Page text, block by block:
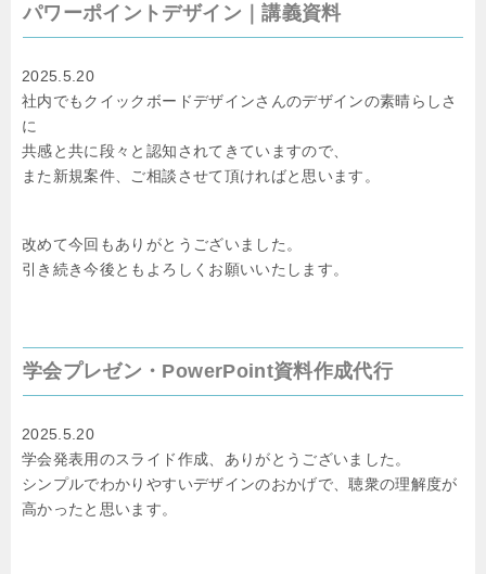
パワーポイントデザイン｜講義資料
2025.5.20
社内でもクイックボードデザインさんのデザインの素晴らしさ
に
共感と共に段々と認知されてきていますので、
また新規案件、ご相談させて頂ければと思います。
改めて今回もありがとうございました。
引き続き今後ともよろしくお願いいたします。
学会プレゼン・PowerPoint資料作成代行
2025.5.20
学会発表用のスライド作成、ありがとうございました。
シンプルでわかりやすいデザインのおかげで、聴衆の理解度が
高かったと思います。